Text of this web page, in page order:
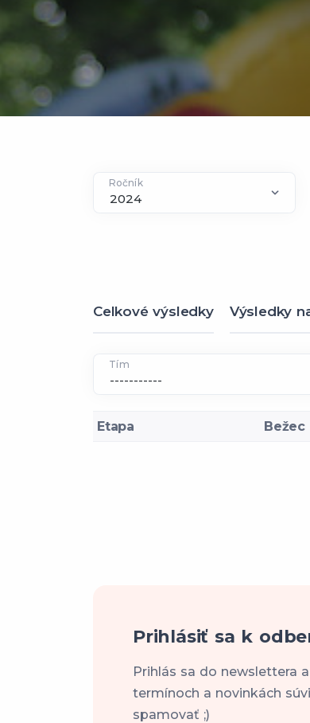
Ročník
Celkové výsledky Výsledky
Tím
Etapa Bežec
Prihlásiť sa k
Prihlás sa do newslettera
termínoch a novinkách
spamovať ;)